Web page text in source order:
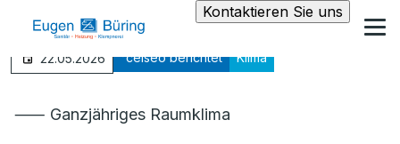
Kontaktieren Sie uns
22.05.2026 °celseo berichtet Klima
⸺ Ganzjähriges Raumklima